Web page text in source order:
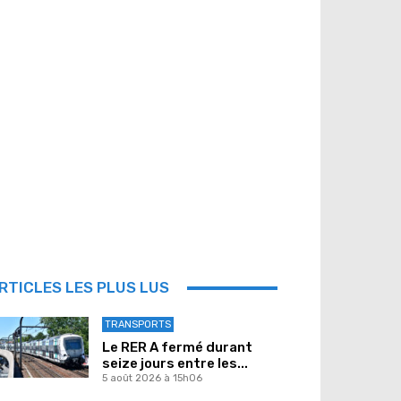
LES PLUS LUS
TRANSPORTS
Le RER A fermé durant
seize jours entre les...
5 août 2026 à 15h06